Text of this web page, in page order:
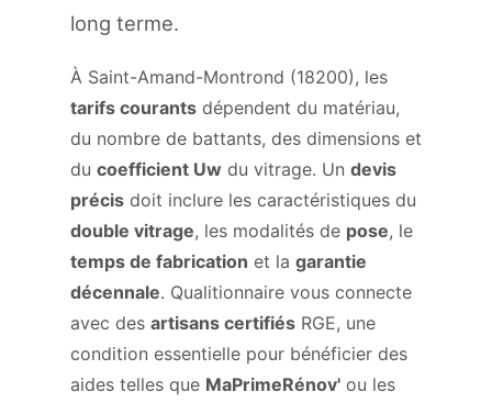
long terme.
À Saint-Amand-Montrond (18200), les
tarifs courants dépendent du matériau,
du nombre de battants, des dimensions et
du coefficient Uw du vitrage. Un devis
précis doit inclure les caractéristiques du
double vitrage, les modalités de pose, le
temps de fabrication et la garantie
décennale. Qualitionnaire vous connecte
avec des artisans certifiés RGE, une
condition essentielle pour bénéficier des
aides telles que MaPrimeRénov' ou les